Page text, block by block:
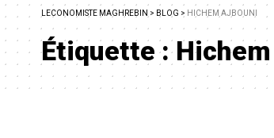
LECONOMISTE MAGHREBIN > BLOG > HICHEM AJBOUNI
Étiquette :